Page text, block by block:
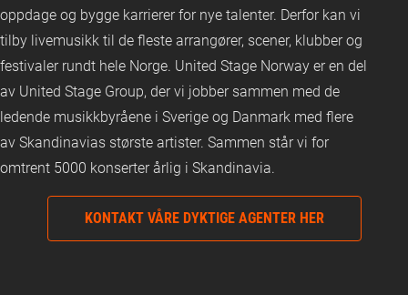
oppdage og bygge karrierer for nye talenter. Derfor kan vi
tilby livemusikk til de fleste arrangører, scener, klubber og
festivaler rundt hele Norge. United Stage Norway er en del
av United Stage Group, der vi jobber sammen med de
ledende musikkbyråene i Sverige og Danmark med flere
av Skandinavias største artister. Sammen står vi for
omtrent 5000 konserter årlig i Skandinavia.
KONTAKT VÅRE DYKTIGE AGENTER HER